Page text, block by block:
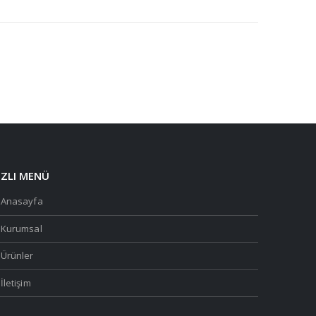
MENÜ
Anasayfa
Kurumsal
Ürünler
İletişim